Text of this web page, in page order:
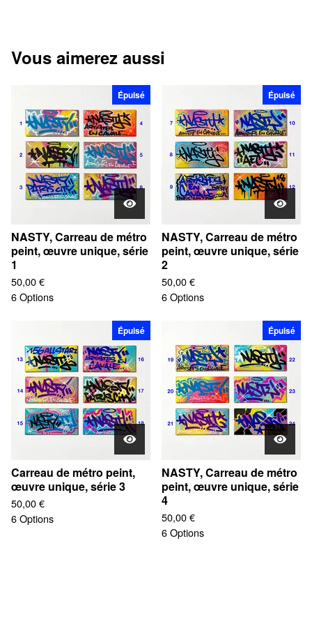
Vous aimerez aussi
Épuisé
NASTY, Carreau de métro
peint, œuvre unique, série
1
50,00€
6 Options
Épuisé
NASTY, Carreau de métro
peint, œuvre unique, série
2
50,00€
6 Options
Épuisé
Carreau de métro peint,
œuvre unique, série 3
50,00€
6 Options
Épuisé
NASTY, Carreau de métro
peint, œuvre unique, série
4
50,00€
6 Options